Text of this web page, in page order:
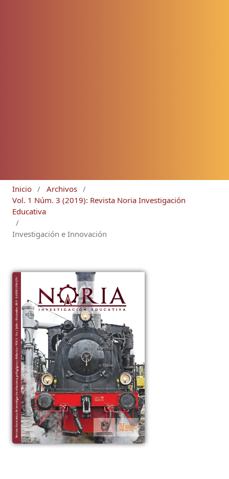
Inicio / Archivos /
Vol. 1 Núm. 3 (2019): Revista Noria Investigación
Educativa
/
Investigación e Innovación